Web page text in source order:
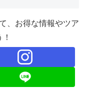
、お得な情報やツア